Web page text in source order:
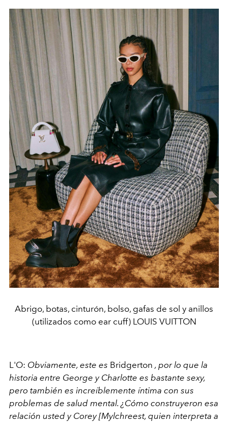
Abrigo, botas, cinturón, bolso, gafas de sol y anillos
(utilizados como ear cuff) LOUIS VUITTON
L'O: Obviamente, este es Bridgerton , por lo que la
historia entre George y Charlotte es bastante sexy,
pero también es increíblemente íntima con sus
problemas de salud mental. ¿Cómo construyeron esa
relación usted y Corey [Mylchreest, quien interpreta a